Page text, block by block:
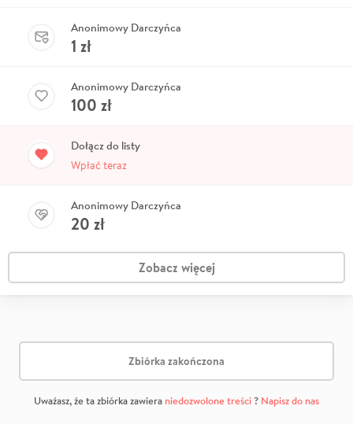
Anonimowy Darczyńca
1 zł
Anonimowy Darczyńca
100 zł
Dołącz do listy
Wpłać teraz
Anonimowy Darczyńca
20 zł
Zobacz więcej
Zbiórka zakończona
Uważasz, że ta zbiórka zawiera niedozwolone treści? Napisz do nas